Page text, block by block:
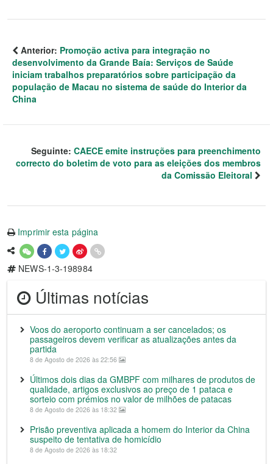
Anterior: Promoção activa para integração no
desenvolvimento da Grande Baía: Serviços de Saúde
iniciam trabalhos preparatórios sobre participação da
população de Macau no sistema de saúde do Interior da
China
Seguinte: CAECE emite instruções para preenchimento
correcto do boletim de voto para as eleições dos membros
da Comissão Eleitoral
Imprimir esta página
NEWS-1-3-198984
Últimas notícias
Voos do aeroporto continuam a ser cancelados; os
passageiros devem verificar as atualizações antes da
partida
8 de Agosto de 2026 às 22:56
Últimos dois dias da GMBPF com milhares de produtos de
qualidade, artigos exclusivos ao preço de 1 pataca e
sorteio com prémios no valor de milhões de patacas
8 de Agosto de 2026 às 18:32
Prisão preventiva aplicada a homem do Interior da China
suspeito de tentativa de homicídio
8 de Agosto de 2026 às 18:32